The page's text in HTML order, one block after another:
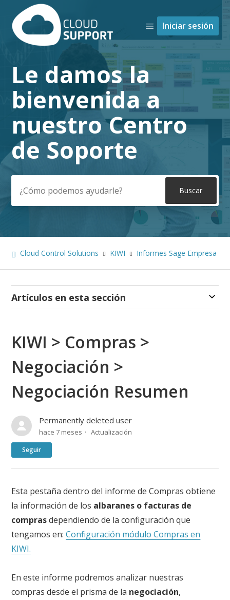
Iniciar sesión
Búsqueda
Le damos la
bienvenida a
nuestro Centro
de Soporte
Cloud Control Solutions KIWI Informes Sage Empresa
Artículos en esta sección
KIWI > Compras >
Negociación >
Negociación Resumen
Permanently deleted user
hace 7 meses Actualización
Seguir
Esta pestaña dentro del informe de Compras obtiene
la información de los albaranes o facturas de
comprasdependiendo de la configuración que
tengamos en:Configuración módulo Compras en
KIWI.
En este informe podremos analizar nuestras
compras desde el prisma de la negociación,